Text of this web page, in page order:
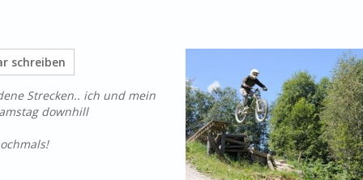
schreiben
Strecken.. ich und mein
downhill